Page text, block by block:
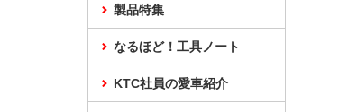
製品特集
なるほど！工具ノート
KTC社員の愛車紹介